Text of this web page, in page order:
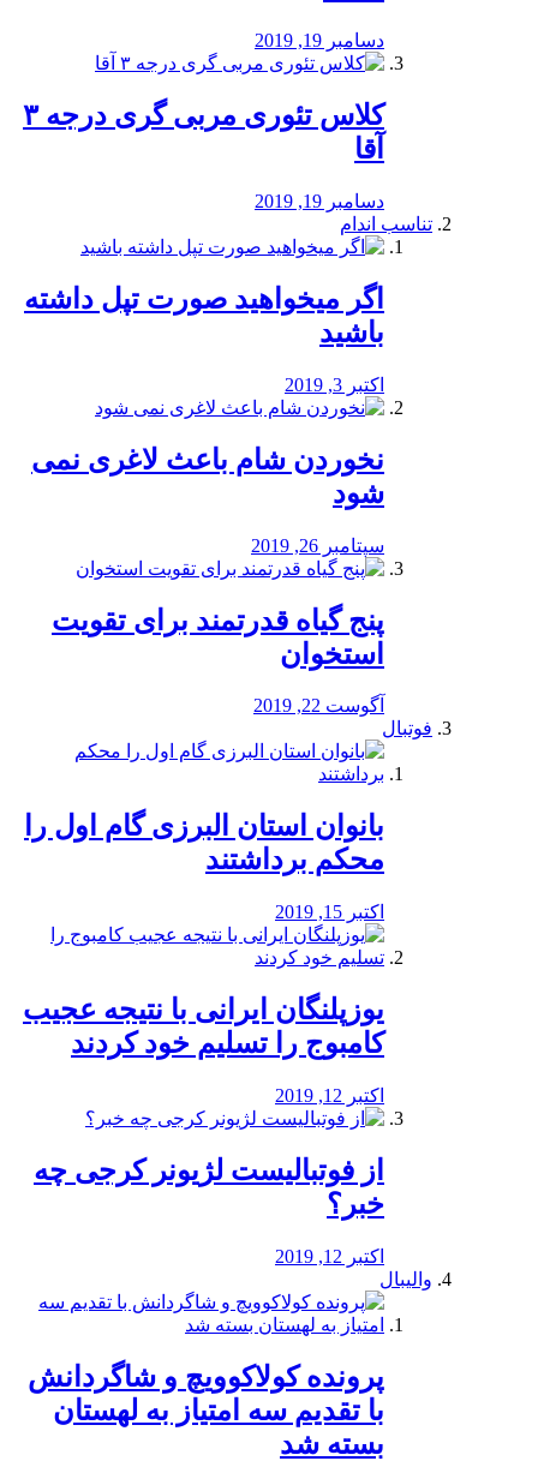
دسامبر 19, 2019
کلاس تئوری مربی گری درجه ۳
آقا
دسامبر 19, 2019
تناسب اندام
اگر میخواهید صورت تپل داشته
باشید
اکتبر 3, 2019
نخوردن شام باعث لاغری نمی
‌شود
سپتامبر 26, 2019
پنج گیاه قدرتمند برای تقویت
استخوان
آگوست 22, 2019
فوتبال
بانوان استان البرزی گام اول را
محكم برداشتند
اکتبر 15, 2019
یوزپلنگان ایرانی با نتیجه عجیب
کامبوج را تسلیم خود کردند
اکتبر 12, 2019
از فوتبالیست لژیونر کرجی چه
خبر؟
اکتبر 12, 2019
والیبال
پرونده کولاکوویچ و شاگردانش
با تقدیم سه امتیاز به لهستان
بسته شد